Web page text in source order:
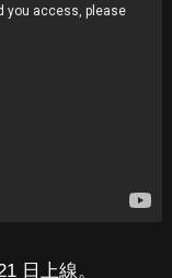
日上線。